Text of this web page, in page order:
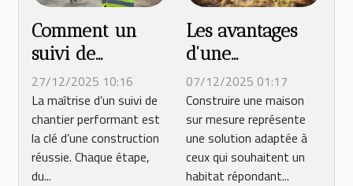
Comment un
suivi de
chantier
efficace assure
la réussite de
votre
construction ?
27/12/2025 10:16
La maîtrise d’un suivi de
chantier performant est
la clé d’une construction
réussie. Chaque étape,
du...
Les avantages
d'une
construction de
maison sur
mesure
07/12/2025 01:17
Construire une maison
sur mesure représente
une solution adaptée à
ceux qui souhaitent un
habitat répondant...